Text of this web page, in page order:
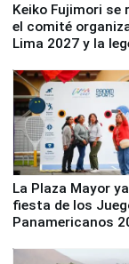
Keiko Fujimori se
el comité
Lima 2027 y la
La Plaza Mayor
fiesta de los
Panamericanos